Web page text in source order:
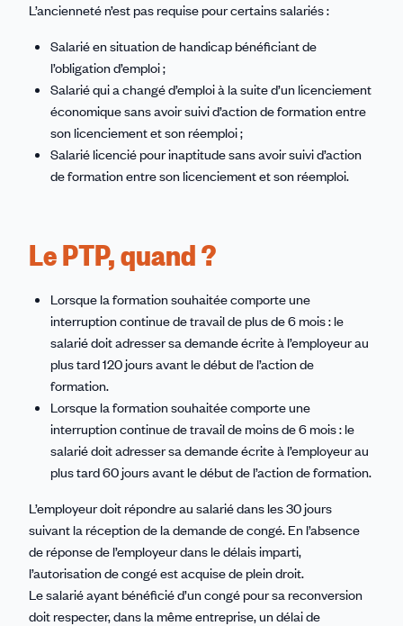
L’ancienneté n’est pas requise pour certains salariés :
Salarié en situation de handicap bénéficiant de
l’obligation d’emploi ;
Salarié qui a changé d’emploi à la suite d’un licenciement
économique sans avoir suivi d’action de formation entre
son licenciement et son réemploi ;
Salarié licencié pour inaptitude sans avoir suivi d’action
de formation entre son licenciement et son réemploi.
Le PTP, quand ?
Lorsque la formation souhaitée comporte une
interruption continue de travail de plus de 6 mois : le
salarié doit adresser sa demande écrite à l’employeur au
plus tard 120 jours avant le début de l’action de
formation.
Lorsque la formation souhaitée comporte une
interruption continue de travail de moins de 6 mois : le
salarié doit adresser sa demande écrite à l’employeur au
plus tard 60 jours avant le début de l’action de formation.
L’employeur doit répondre au salarié dans les 30 jours
suivant la réception de la demande de congé. En l’absence
de réponse de l’employeur dans le délais imparti,
l’autorisation de congé est acquise de plein droit.
Le salarié ayant bénéficié d’un congé pour sa reconversion
doit respecter, dans la même entreprise, un délai de